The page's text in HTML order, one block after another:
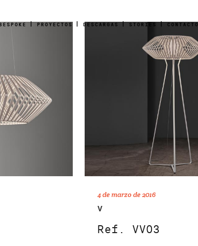
PROYECTOS DESCARGAS STORIES CONTACTO
4 de marzo de 2016
V
Ref. VV03